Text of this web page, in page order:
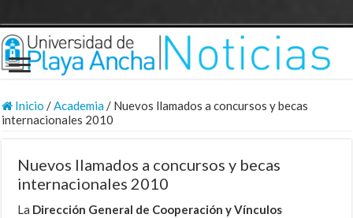
Inicio /Academia/ Nuevos llamados a concursos y becas
internacionales 2010
Nuevos llamados a concursos y becas
internacionales 2010
La Dirección General de Cooperación y Vínculos